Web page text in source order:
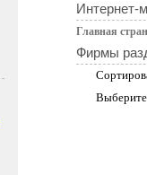
Интернет-
Главная
Фирмы